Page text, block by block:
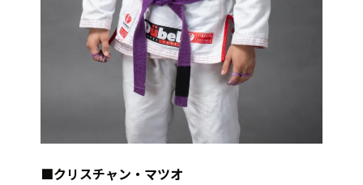
■クリスチャン・マツオ